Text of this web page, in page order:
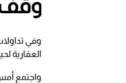
وقف
وفي
العقارية
واجتمع